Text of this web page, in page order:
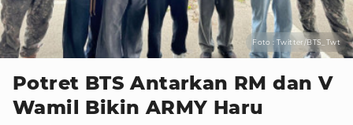
Foto : Twitter/BTS_Twt
Potret BTS Antarkan RM dan V
Wamil Bikin ARMY Haru